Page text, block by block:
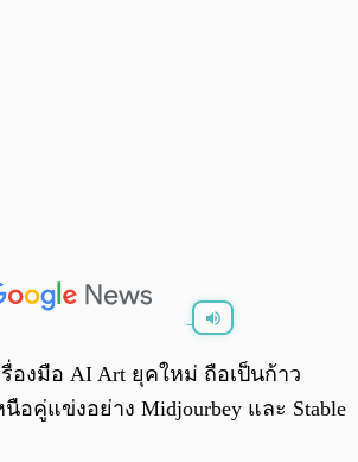
0:00 /0:00
องมือ AI Art ยุคใหม่ ถือเป็นก้าว
อคู่แข่งอย่าง Midjourbey และ Stable